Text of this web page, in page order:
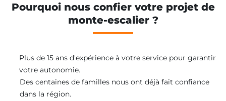
Pourquoi nous confier votre projet de
monte-escalier ?
Plus de 15 ans d'expérience à votre service pour garantir
votre autonomie.
Des centaines de familles nous ont déjà fait confiance
dans la région.